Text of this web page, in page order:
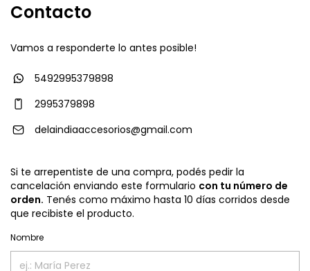
Contacto
Vamos a responderte lo antes posible!
5492995379898
2995379898
delaindiaaccesorios@gmail.com
Si te arrepentiste de una compra, podés pedir la
cancelación enviando este formulario con tu número de
orden. Tenés como máximo hasta 10 días corridos desde
que recibiste el producto.
Nombre